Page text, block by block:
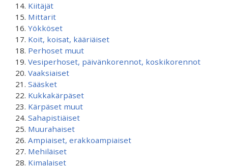
Kiitäjät
Mittarit
Yökköset
Koit, koisat, kääriäiset
Perhoset muut
Vesiperhoset, päivänkorennot, koskikorennot
Vaaksiaiset
Sääsket
Kukkakärpäset
Kärpäset muut
Sahapistiäiset
Muurahaiset
Ampiaiset, erakkoampiaiset
Mehiläiset
Kimalaiset